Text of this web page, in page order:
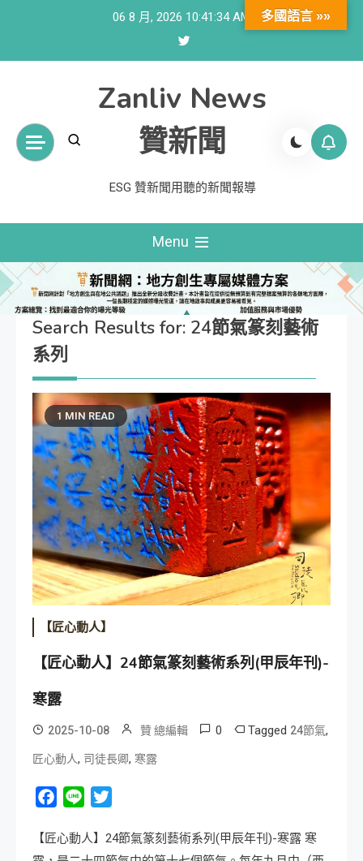
06 8 月, 2026 10:41:36 AM
Zanliv News
贊新聞
ESG 贊新聞用聽的新聞報導
Menu
Search Results for: 24節氣篆刻藝術
系列
1 MIN READ
【匠心動人】
【匠心動人】24節氣篆刻藝術系列(甲辰年刊)-
寒露
2025-10-08 贊 總編輯 0 Tagged 24節氣,
匠心動人, 司徒長卿, 寒露
Facebook
Line
【匠心動人】24節氣篆刻藝術系列(甲辰年刊)-寒露 寒
多國語言 »»